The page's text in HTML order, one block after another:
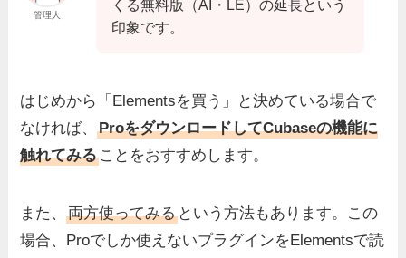
管理人
くる無料版（AI・LE）の延長という
印象です。
はじめから「Elementsを買う」と決めている場合で
なければ、ProをダウンロードしてCubaseの機能に
触れてみることをおすすめします。
また、両方使ってみる という方法もあります。この
場合、Proでしか使えないプラグインをElementsで読